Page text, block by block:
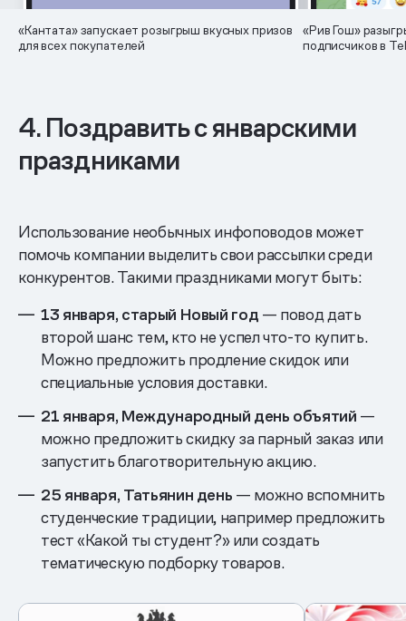
«Кантата» запускает розыгрыш вкусных призов
для всех покупателей
«Рив Гош»
подписчиков в
4. Поздравить с январскими
праздниками
Использование необычных инфоповодов может
помочь компании выделить свои рассылки среди
конкурентов. Такими праздниками могут быть:
13 января, старый Новый год — повод дать
второй шанс тем, кто не успел что-то купить.
Можно предложить продление скидок или
специальные условия доставки.
21 января, Международный день объятий —
можно предложить скидку за парный заказ или
запустить благотворительную акцию.
25 января, Татьянин день — можно вспомнить
студенческие традиции, например предложить
тест «Какой ты студент?» или создать
тематическую подборку товаров.